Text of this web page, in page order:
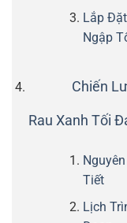
Lắp
Ngập
Chiến
Rau Xanh Tối
Tiết
Lịch